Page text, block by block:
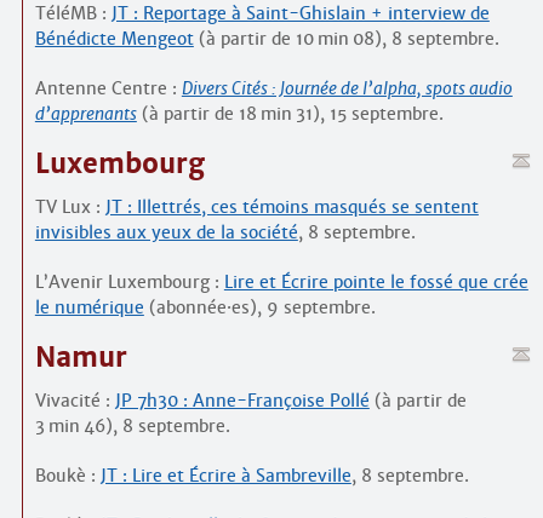
TéléMB : JT : Reportage à Saint-Ghislain + interview de
Bénédicte Mengeot(à partir de 10 min 08), 8 septembre.
Antenne Centre : Divers Cités : Journée de l’alpha, spots audio
d’apprenants(à partir de 18 min 31), 15 septembre.
Luxembourg
TV Lux : JT : Illettrés, ces témoins masqués se sentent
invisibles aux yeux de la société, 8 septembre.
L’Avenir Luxembourg : Lire et Écrire pointe le fossé que crée
le numérique (abonnée·es), 9 septembre.
Namur
Vivacité : JP 7h30 : Anne-Françoise Pollé (à partir de
3 min 46), 8 septembre.
Boukè : JT : Lire et Écrire à Sambreville, 8 septembre.